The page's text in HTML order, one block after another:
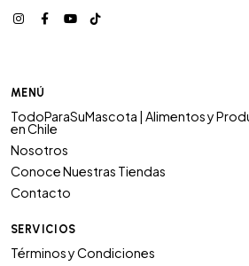
MENÚ
TodoParaSuMascota | Alimentos y
en Chile
Nosotros
Conoce Nuestras Tiendas
Contacto
SERVICIOS
Términos y Condiciones